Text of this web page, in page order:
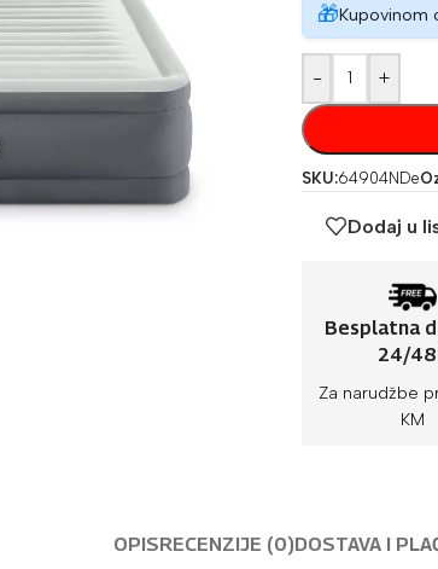
🎁Kupovinom
- +
SKU:64904NDe
Dodaj u
Besplatna
24/
Za narudžbe
KM
OPISRECENZIJE (0)DOSTAVA I